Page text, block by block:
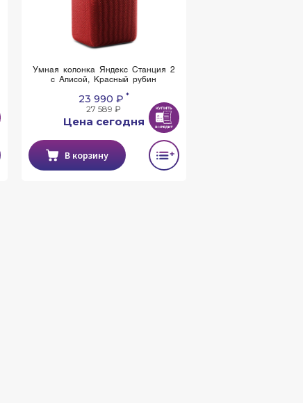
Умная колонка Яндекс Станция 2
с Алисой, Красный рубин
23 990 ₽ *
27 589 ₽
Цена сегодня
В корзину